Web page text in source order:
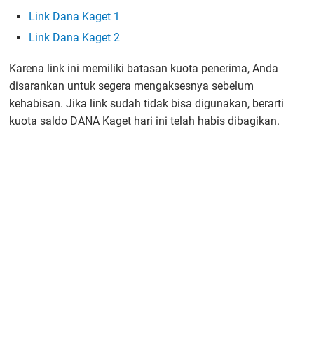
Link Dana Kaget 1
Link Dana Kaget 2
Karena link ini memiliki batasan kuota penerima, Anda
disarankan untuk segera mengaksesnya sebelum
kehabisan. Jika link sudah tidak bisa digunakan, berarti
kuota saldo DANA Kaget hari ini telah habis dibagikan.